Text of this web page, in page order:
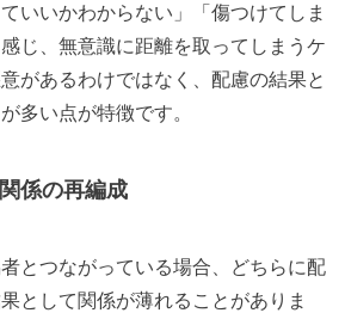
いいかわからない」「傷つけてしま
じ、無意識に距離を取ってしまうケ
があるわけではなく、配慮の結果と
多い点が特徴です。
係の再編成
とつながっている場合、どちらに配
として関係が薄れることがありま